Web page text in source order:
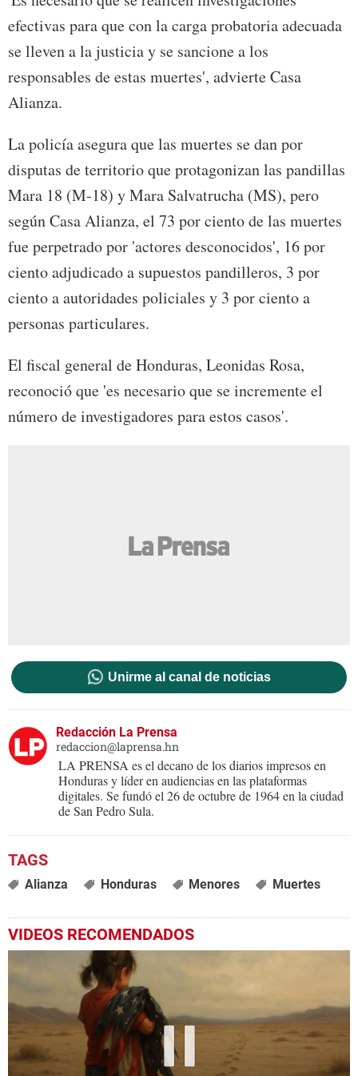
efectivas para que con la carga probatoria adecuada
se lleven a la justicia y se sancione a los
responsables de estas muertes', advierte Casa
Alianza.
La policía asegura que las muertes se dan por
disputas de territorio que protagonizan las pandillas
Mara 18 (M-18) y Mara Salvatrucha (MS), pero
según Casa Alianza, el 73 por ciento de las muertes
fue perpetrado por 'actores desconocidos', 16 por
ciento adjudicado a supuestos pandilleros, 3 por
ciento a autoridades policiales y 3 por ciento a
personas particulares.
El fiscal general de Honduras, Leonidas Rosa,
reconoció que 'es necesario que se incremente el
número de investigadores para estos casos'.
Unirme al canal de noticias
Redacción La Prensa
redaccion@laprensa.hn
LA PRENSA es el decano de los diarios impresos en
Honduras y líder en audiencias en las plataformas
digitales. Se fundó el 26 de octubre de 1964 en la ciudad
de San Pedro Sula.
Alianza Honduras Menores Muertes
VIDEOS RECOMENDADOS